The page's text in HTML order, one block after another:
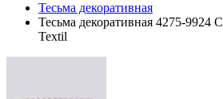
Тесьма декоративная
Тесьма декоративная 4275-9924
Textil